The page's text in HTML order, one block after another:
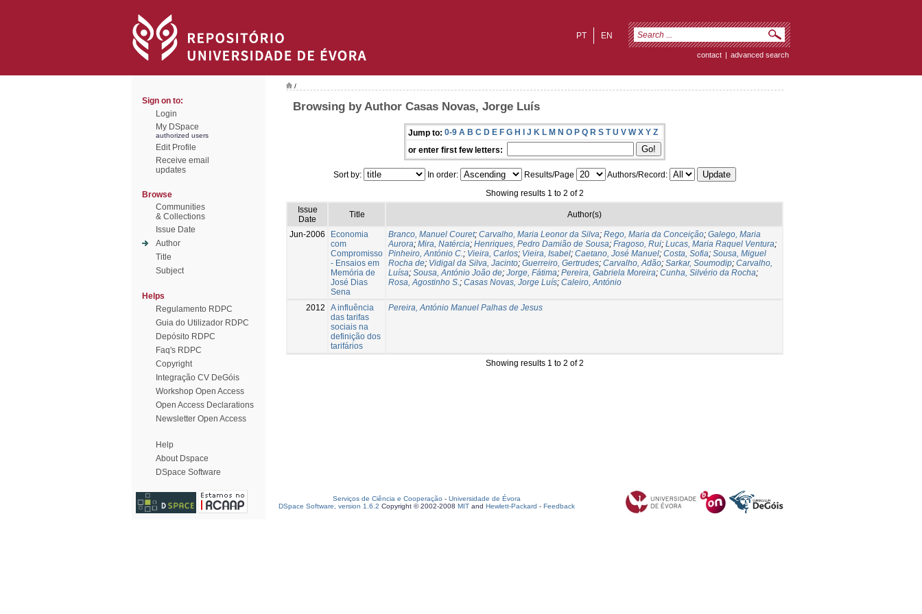
EN
PT
contact | advanced search
Sign on to:
Login
My DSpace
authorized users
Edit Profile
Receive email
updates
Browse
Communities
& Collections
Issue Date
Author
Title
Subject
Helps
Regulamento RDPC
Guia do Utilizador RDPC
Depósito RDPC
Faq's RDPC
Copyright
Integração CV DeGóis
Workshop Open Access
Open Access Declarations
Newsletter Open Access
Help
About Dspace
DSpace Software
/
Browsing by Author Casas Novas, Jorge Luís
Jump to: 0-9 A B C D E F G H I J K L M N O P Q R S T U V W X Y Z
or enter first few letters:
Sort by: In order: Results/Page
Authors/Record:
Showing results 1 to 2 of 2
Issue
Date
Title Author(s)
Jun-2006
Economia
com
Compromisso
- Ensaios em
Memória de
José Dias
Sena
Branco, Manuel Couret; Carvalho, Maria Leonor da Silva; Rego, Maria da Conceição; Galego, Maria
Aurora; Mira, Natércia; Henriques, Pedro Damião de Sousa; Fragoso, Rui; Lucas, Maria Raquel Ventura;
Pinheiro, António C.; Vieira, Carlos; Vieira, Isabel; Caetano, José Manuel; Costa, Sofia; Sousa, Miguel
Rocha de; Vidigal da Silva, Jacinto; Guerreiro, Gertrudes; Carvalho, Adão; Sarkar, Soumodip; Carvalho,
Luísa; Sousa, António João de; Jorge, Fátima; Pereira, Gabriela Moreira; Cunha, Silvério da Rocha;
Rosa, Agostinho S.; Casas Novas, Jorge Luís; Caleiro, António
2012
A influência
das tarifas
sociais na
definição dos
tarifários
Pereira, António Manuel Palhas de Jesus
Showing results 1 to 2 of 2
Serviços de Ciência e Cooperação - Universidade de Évora
DSpace Software, version 1.6.2 Copyright © 2002-2008 MIT and Hewlett-Packard - Feedback